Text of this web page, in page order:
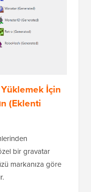
İçin
(Eklenti
bir gravatar
markanıza göre